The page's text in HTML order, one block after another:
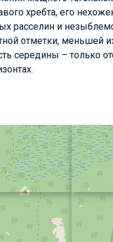
хребта, его
расселин и
отметки, меньшей
середины – только